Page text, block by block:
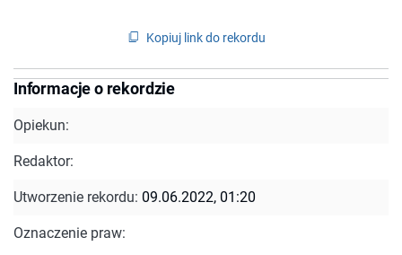
Kopiuj link do rekordu
Informacje o rekordzie
Opiekun:
Redaktor:
Utworzenie rekordu: 09.06.2022, 01:20
Oznaczenie praw: